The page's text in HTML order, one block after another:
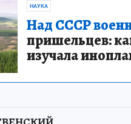
НАУКА
Над СССР
пришельцев:
изучала